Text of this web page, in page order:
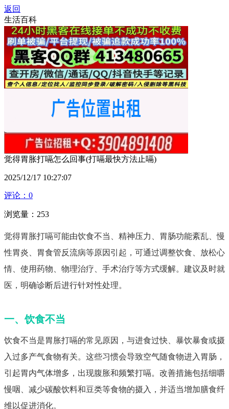
返回
生活百科
觉得胃胀打嗝怎么回事(打嗝最快方法止嗝)
2025/12/17 10:27:07
评论：0
浏览量：253
觉得胃胀打嗝可能由饮食不当、精神压力、胃肠功能紊乱、慢
性胃炎、胃食管反流病等原因引起，可通过调整饮食、放松心
情、使用药物、物理治疗、手术治疗等方式缓解。建议及时就
医，明确诊断后进行针对性处理。
一、饮食不当
饮食不当是胃胀打嗝的常见原因，与进食过快、暴饮暴食或摄
入过多产气食物有关。这些习惯会导致空气随食物进入胃肠，
引起胃内气体增多，出现腹胀和频繁打嗝。改善措施包括细嚼
慢咽、减少碳酸饮料和豆类等食物的摄入，并适当增加膳食纤
维以促进消化。